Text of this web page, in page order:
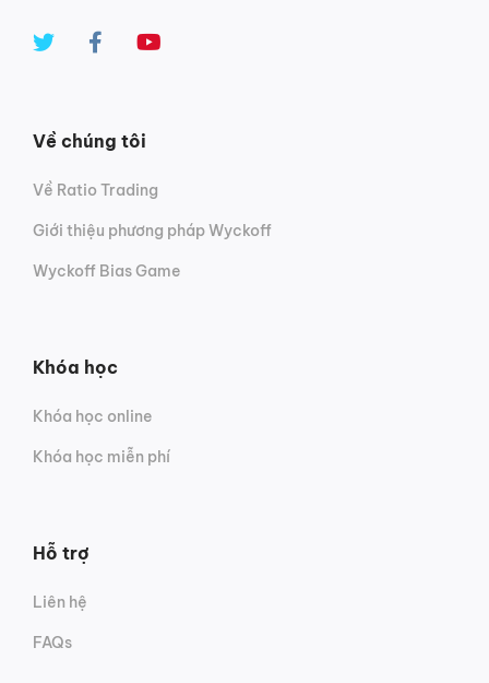
Về chúng tôi
Về Ratio Trading
Giới thiệu phương pháp Wyckoff
Wyckoff Bias Game
Khóa học
Khóa học online
Khóa học miễn phí
Hỗ trợ
Liên hệ
FAQs